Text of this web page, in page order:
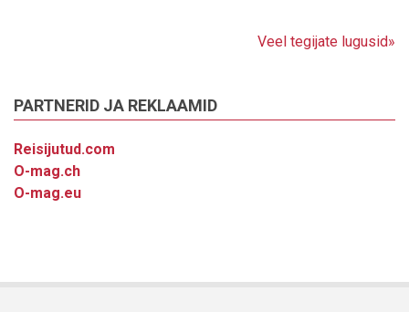
Veel tegijate lugusid»
PARTNERID JA REKLAAMID
Reisijutud.com
O-mag.ch
O-mag.eu